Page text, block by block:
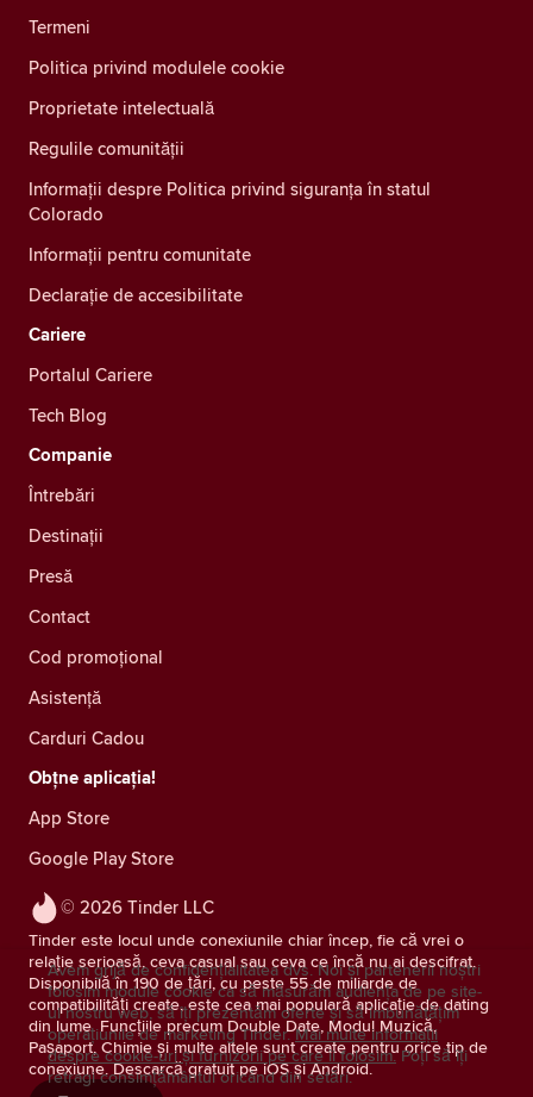
© 2026 Tinder LLC
Tinder este locul unde conexiunile chiar încep, fie că vrei o
relație serioasă, ceva casual sau ceva ce încă nu ai descifrat.
Disponibilă în 190 de țări, cu peste 55 de miliarde de
compatibilități create, este cea mai populară aplicație de dating
din lume. Funcțiile precum Double Date, Modul Muzică,
Pașaport, Chimie și multe altele sunt create pentru orice tip de
conexiune. Descarcă gratuit pe iOS și Android.
Termeni
Politica privind modulele cookie
Proprietate intelectuală
Regulile comunității
Informații despre Politica privind siguranța în statul
Colorado
Informații pentru comunitate
Declarație de accesibilitate
Cariere
Portalul Cariere
Tech Blog
Companie
Întrebări
Destinații
Presă
Contact
Cod promoțional
Asistență
Carduri Cadou
Obțne aplicația!
App Store
Google Play Store
Avem grijă de confidențialitatea dvs. Noi și partenerii noștri
folosim module cookie ca să măsurăm audiența de pe site-
ul nostru web, să îți prezentăm oferte și să îmbunătățim
operațiunile de marketing Tinder. Mai multe informații
despre cookie-uri și furnizorii pe care îi folosim. Poți să îți
retragi consimţământul oricând din setări.